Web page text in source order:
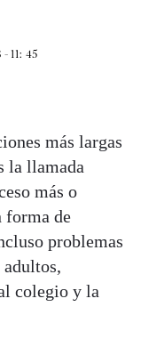
11: 45
más largas
la llamada
más o
forma de
problemas
adultos,
colegio y la